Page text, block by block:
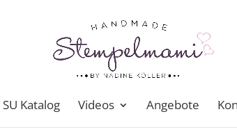
SU Katalog Videos Angebote